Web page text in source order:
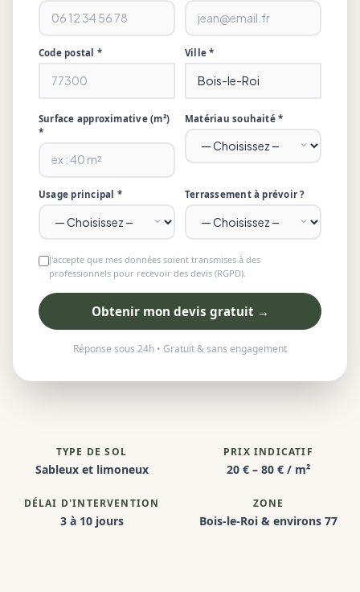
Code postal * Ville *
Surface approximative (m²)
*
Matériau souhaité *
Usage principal * Terrassement à prévoir ?
J'accepte que mes données soient transmises à des
professionnels pour recevoir des devis (RGPD).
Obtenir mon devis gratuit →
Réponse sous 24h • Gratuit & sans engagement
TYPE DE SOL
Sableux et limoneux
PRIX INDICATIF
20 € – 80 € / m²
DÉLAI D'INTERVENTION
3 à 10 jours
ZONE
Bois-le-Roi & environs 77